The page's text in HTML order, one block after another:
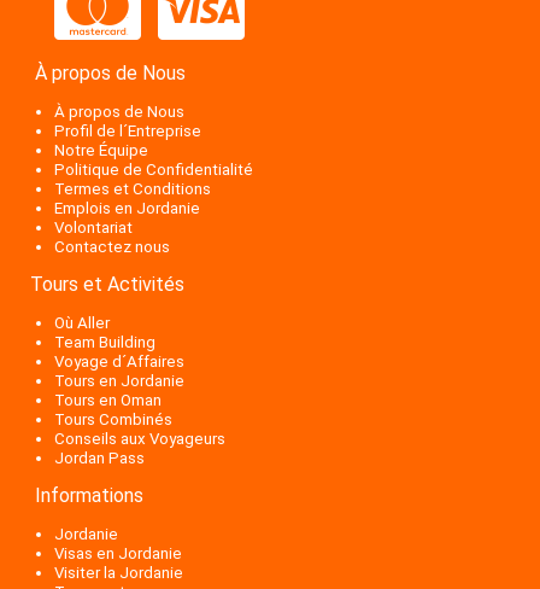
À propos de Nous
À propos de Nous
Profil de l´Entreprise
Notre Équipe
Politique de Confidentialité
Termes et Conditions
Emplois en Jordanie
Volontariat
Contactez nous
Tours et Activités
Où Aller
Team Building
Voyage d´Affaires
Tours en Jordanie
Tours en Oman
Tours Combinés
Conseils aux Voyageurs
Jordan Pass
Informations
Jordanie
Visas en Jordanie
Visiter la Jordanie